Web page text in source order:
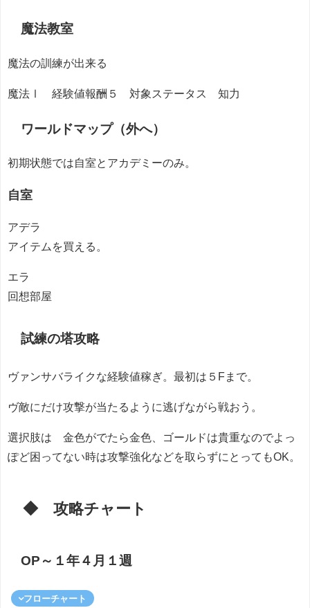
魔法教室
魔法の訓練が出来る
魔法Ⅰ 経験値報酬５ 対象ステータス 知力
ワールドマップ（外へ）
初期状態では自室とアカデミーのみ。
自室
アデラ
アイテムを買える。
エラ
回想部屋
試練の塔攻略
ヴァンサバライクな経験値稼ぎ。最初は５Fまで。
ヴ敵にだけ攻撃が当たるように逃げながら戦おう。
選択肢は 金色がでたら金色、ゴールドは貴重なのでよっ
ぽど困ってない時は攻撃強化などを取らずにとってもOK。
◆ 攻略チャート
OP～１年４月１週
フローチャート